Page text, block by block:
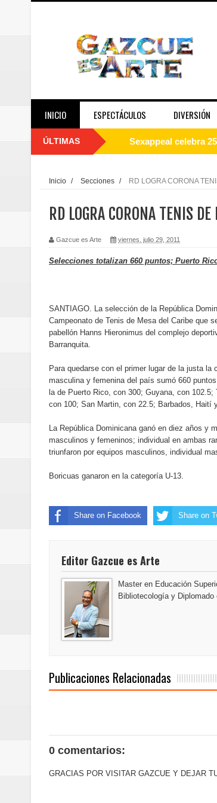
INICIO ESPECTÁCULOS DIVERSIÓN
ÚLTIMAS Sexappeal celebra
Maridalia
Domingo
Doctor Leonardo
Banreservas
SEPROI obtiene
Antisoborno
Humano Seguros
minutos
Banreservas otorga
Santo Domingo
mundial
Oscar Abreu
Pavel Núñez y su
Inicio / Secciones / RD LOGRA CORONA
RD LOGRA CORONA TENIS
Gazcue es Arte viernes, julio 29, 2011
Selecciones totalizan 660 puntos; Puerto
SANTIAGO. La selección de la República
Campeonato de Tenis de Mesa del Caribe que
pabellón Hanns Hieronimus del complejo
Barranquita.
Para quedarse con el primer lugar de la justa la
masculina y femenina del país sumó 660
la de Puerto Rico, con 300; Guyana, con 102.5;
con 100; San Martin, con 22.5; Barbados, Haití
La República Dominicana ganó en diez años y
masculinos y femeninos; individual en ambas
triunfaron por equipos masculinos, individual
Boricuas ganaron en la categoría U-13.
Share on Facebook Share on
Editor Gazcue es Arte
Master en Educación
Bibliotecología y
Publicaciones Relacionadas
0 comentarios:
GRACIAS POR VISITAR GAZCUE Y DEJAR